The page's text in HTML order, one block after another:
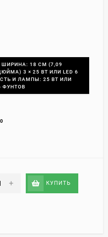
18 СМ (7,09
3 × 25 ВТ ИЛИ LED 6
И ЛАМПЫ: 25 ВТ ИЛИ
ФУНТОВ
+ КУПИТЬ